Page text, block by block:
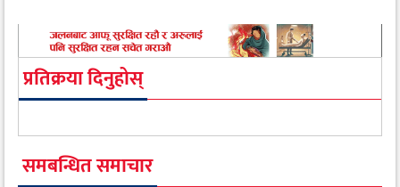
प्रतिक्रया दिनुहोस्
समबन्धित समाचार